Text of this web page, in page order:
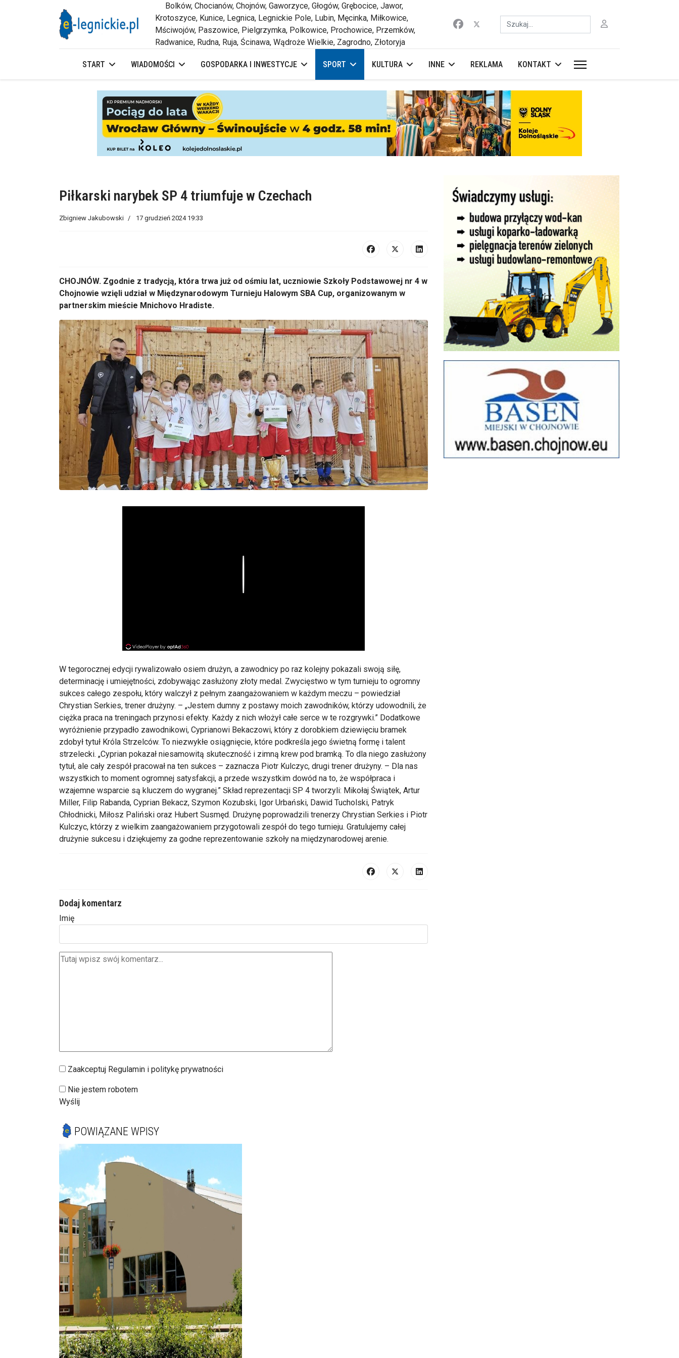
Bolków, Chocianów, Chojnów, Gaworzyce, Głogów, Grębocice, Jawor,
Krotoszyce, Kunice, Legnica, Legnickie Pole, Lubin, Męcinka, Miłkowice,
Mściwojów, Paszowice, Pielgrzymka, Polkowice, Prochowice, Przemków,
Radwanice, Rudna, Ruja, Ścinawa, Wądroże Wielkie, Zagrodno, Złotoryja
Szukaj
START WIADOMOŚCI GOSPODARKA I INWESTYCJE SPORT KULTURA INNE REKLAMA KONTAKT
Piłkarski narybek SP 4 triumfuje w Czechach
Zbigniew Jakubowski 17 grudzień 2024 19:33
CHOJNÓW. Zgodnie z tradycją, która trwa już od ośmiu lat, uczniowie Szkoły Podstawowej nr 4 w
Chojnowie wzięli udział w Międzynarodowym Turnieju Halowym SBA Cup, organizowanym w
partnerskim mieście Mnichovo Hradiste.
W tegorocznej edycji rywalizowało osiem drużyn, a zawodnicy po raz kolejny pokazali swoją siłę,
determinację i umiejętności, zdobywając zasłużony złoty medal. Zwycięstwo w tym turnieju to ogromny
sukces całego zespołu, który walczył z pełnym zaangażowaniem w każdym meczu – powiedział
Chrystian Serkies, trener drużyny. – „Jestem dumny z postawy moich zawodników, którzy udowodnili, że
ciężka praca na treningach przynosi efekty. Każdy z nich włożył całe serce w te rozgrywki.” Dodatkowe
wyróżnienie przypadło zawodnikowi, Cyprianowi Bekaczowi, który z dorobkiem dziewięciu bramek
zdobył tytuł Króla Strzelców. To niezwykłe osiągnięcie, które podkreśla jego świetną formę i talent
strzelecki. „Cyprian pokazał niesamowitą skuteczność i zimną krew pod bramką. To dla niego zasłużony
tytuł, ale cały zespół pracował na ten sukces – zaznacza Piotr Kulczyc, drugi trener drużyny. – Dla nas
wszystkich to moment ogromnej satysfakcji, a przede wszystkim dowód na to, że współpraca i
wzajemne wsparcie są kluczem do wygranej.” Skład reprezentacji SP 4 tworzyli: Mikołaj Świątek, Artur
Miller, Filip Rabanda, Cyprian Bekacz, Szymon Kozubski, Igor Urbański, Dawid Tucholski, Patryk
Chłodnicki, Miłosz Paliński oraz Hubert Susmęd. Drużynę poprowadzili trenerzy Chrystian Serkies i Piotr
Kulczyc, którzy z wielkim zaangażowaniem przygotowali zespół do tego turnieju. Gratulujemy całej
drużynie sukcesu i dziękujemy za godne reprezentowanie szkoły na międzynarodowej arenie.
Dodaj komentarz
Imię
Zaakceptuj Regulamin i politykę prywatności
Nie jestem robotem
Wyślij
POWIĄZANE WPISY